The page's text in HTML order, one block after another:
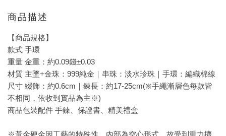
商品描述
【商品規格】
款式 手環
重量 金重：約0.09錢±0.03
材質 主墜+金珠：999純金 ｜串珠： 淡水珍珠 ｜ 手環：編織棉線
尺寸 綴飾：約0.6cm｜鍊長：約17-25cm(※手繩漸層色每款皆
不相同，依收到實品為主※)
商品包裝配件 手鍊、保證書、精美禮盒
※黃金硬金因工藝的特殊性，內部為空心形式，故受到重力擠